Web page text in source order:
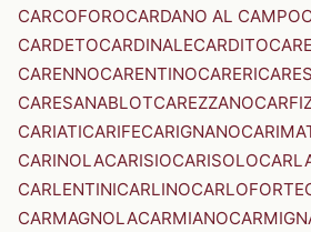
CARCOFOROCARDANO AL CAMPO
CARDETOCARDINALECARDITO
CARENNOCARENTINOCARERI
CARESANABLOTCAREZZANO
CARIATICARIFECARIGNANO
CARINOLACARISIOCARISOLO
CARLENTINICARLINOCARLOFORTE
CARMAGNOLACARMIANO